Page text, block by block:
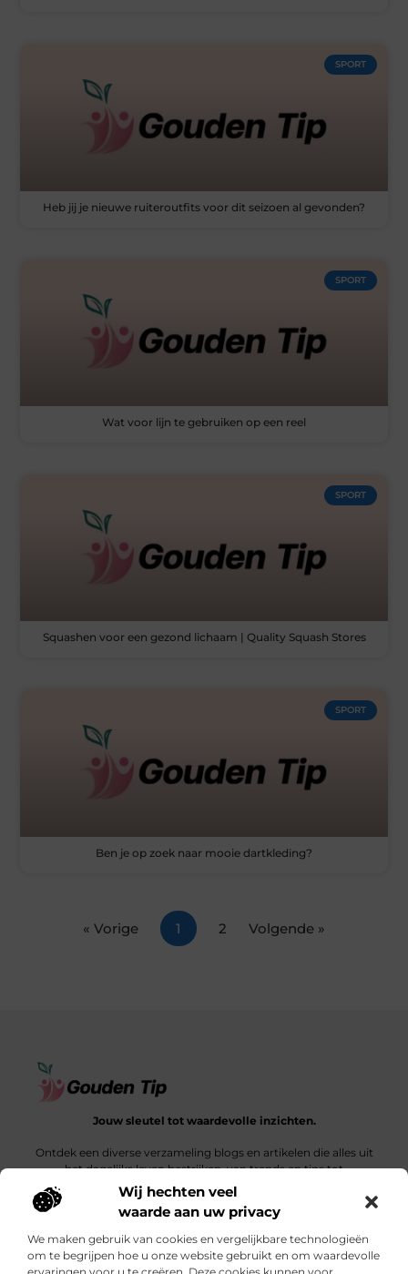
Wij hechten veel
waarde aan uw privacy
We maken gebruik van cookies en vergelijkbare technologieën
om te begrijpen hoe u onze website gebruikt en om waardevolle
SPORT
Heb jij je nieuwe ruiteroutfits voor dit seizoen al gevonden?
SPORT
Wat voor lijn te gebruiken op een reel
SPORT
Squashen voor een gezond lichaam | Quality Squash Stores
SPORT
Ben je op zoek naar mooie dartkleding?
« Vorige 1 2 Volgende »
Jouw sleutel tot waardevolle inzichten.
Ontdek een diverse verzameling blogs en artikelen die alles uit
het dagelijks leven bestrijken, van trends en tips tot
diepgaande verhalen.
Bericht categorie